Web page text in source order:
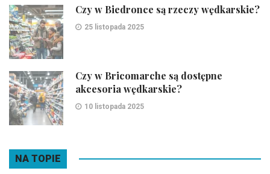
Czy w Biedronce są rzeczy wędkarskie?
25 listopada 2025
Czy w Bricomarche są dostępne
akcesoria wędkarskie?
10 listopada 2025
NA TOPIE